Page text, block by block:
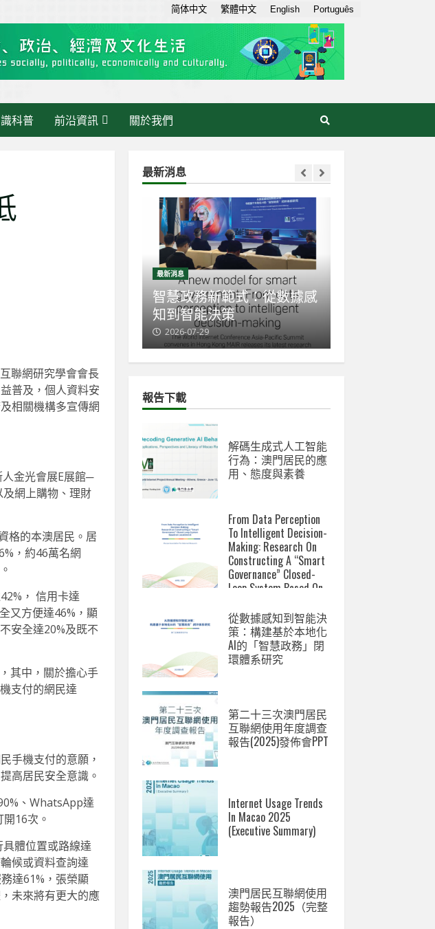
科普 前沿資訊 關於我們
聯網研究學會會長
普及，個人資料安
相關機構多宣傳網
金光會展E展館─
網上購物、理財
格的本澳居民。居
，約46萬名網
， 信用卡達
又方便達46%，顯
安全達20%及既不
其中，關於擔心手
支付的網民達
手機支付的意願，
高居民安全意識。
、WhatsApp達
16次。
體位置或路線達
候或資料查詢達
達61%，張榮顯
未來將有更大的應
最新消息
智慧政務新範式：從數據感
知到智能決策
2026-07-29
生成式AI走入日常：AI
與新數碼鴻溝成關注
報告下載
解碼生成式人工智能
行為：澳門居民的應
用、態度與素養
From Data Perception
To Intelligent Decision-
Making: Research On
Constructing A “Smart
Governance” Closed-
Loop System Based On
從數據感知到智能決
策：構建基於本地化
AI的「智慧政務」閉
環體系研究
第二十三次澳門居民
互聯網使用年度調查
報告(2025)發佈會PPT
Internet Usage Trends
In Macao 2025
(Executive Summary)
澳門居民互聯網使用
趨勢報告2025（完整
報告）
简体中文 繁體中文 English Português